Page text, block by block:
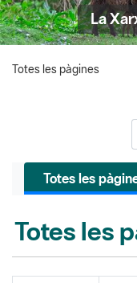
La
Totes les pàgines
Totes les
Totes les